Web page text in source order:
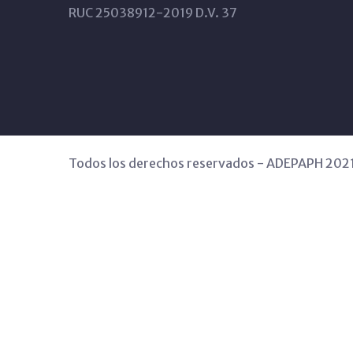
RUC 25038912-2019 D.V. 37
Todos los derechos reservados - ADEPAPH